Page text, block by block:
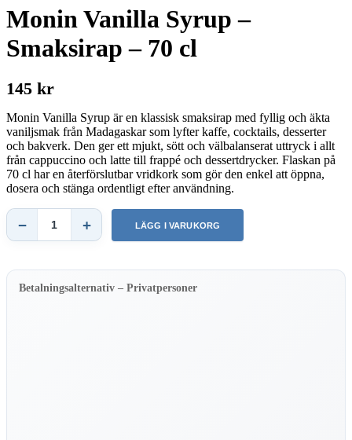
Monin Vanilla Syrup –
Smaksirap – 70 cl
145 kr
Monin Vanilla Syrup är en klassisk smaksirap med fyllig och äkta
vaniljsmak från Madagaskar som lyfter kaffe, cocktails, desserter
och bakverk. Den ger ett mjukt, sött och välbalanserat uttryck i allt
från cappuccino och latte till frappé och dessertdrycker. Flaskan på
70 cl har en återförslutbar vridkork som gör den enkel att öppna,
dosera och stänga ordentligt efter användning.
Monin
Vanilla
–
Smaksirap
− + LÄGG I VARUKORG
Betalningsalternativ – Privatpersoner